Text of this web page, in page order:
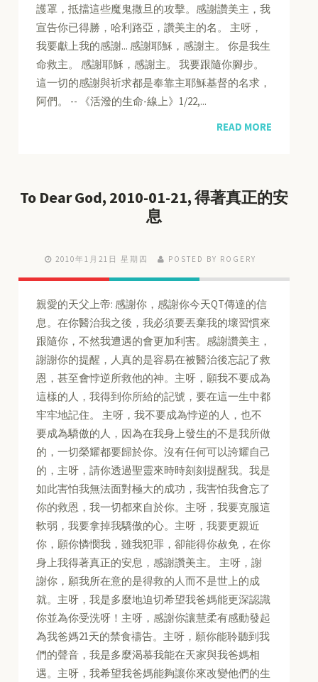
護罩，抵擋這些魔鬼撒旦的攻擊。感謝讚美主，我
宣告你已得勝，哈利路亞，讚美主的名。 主呀，
我要獻上我的感謝... 感謝耶穌，感謝主。 你是我生
命救主。 感謝耶穌，感謝主。 我要跟隨你腳步。
這一切的感謝與祈求都是奉靠主耶穌基督的名求，
阿們。 -- 《活潑的生命-線上》1/22,...
READ MORE
To Dear God, 2010-01-21, 得著真正的安
息
2010年1月21日 星期四 POSTED BY ROGERY
親愛的天父上帝: 感謝你，感謝你今天QT傳達的信
息。在你醫治我之後，我必須要丟棄我的壞習慣來
跟隨你，不然我遭遇的會更加利害。感謝讚美主，
謝謝你的提醒，人真的是容易在被醫治後忘記了救
恩，甚至會悖逆所救他的神。主呀，願我不要成為
這樣的人，我得到你所給的記號，要在這一生中都
牢牢地記住。 主呀，我不要成為悖逆的人，也不
要成為驕傲的人，因為在我身上發生的不是我所做
的，一切榮耀都要歸於你。沒有任何可以誇耀自己
的，主呀，請你透過聖靈來時時刻刻提醒我。我是
如此害怕我無法面對極大的成功，我害怕我會忘了
你的救恩，我一切都來自於你。主呀，我要克服這
軟弱，我要拿掉我驕傲的心。主呀，我要更親近
你，願你憐憫我，雖我犯罪，卻能得你赦免，在你
身上我得著真正的安息，感謝讚美主。 主呀，謝
謝你，願我所在意的是得救的人而不是世上的成
就。主呀，我是多麼地迫切希望我爸媽能更深認識
你並為你受洗呀！主呀，感謝你讓慧柔有感動發起
為我爸媽21天的禁食禱告。主呀，願你能聆聽到我
們的聲音，我是多麼渴慕我能在天家與我爸媽相
遇。主呀，我希望我爸媽能夠讓你來改變他們的生